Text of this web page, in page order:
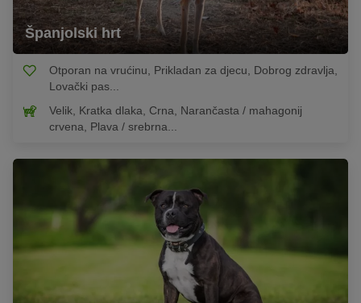
Španjolski hrt
Otporan na vrućinu, Prikladan za djecu, Dobrog zdravlja,
Lovački pas...
Velik, Kratka dlaka, Crna, Narančasta / mahagonij
crvena, Plava / srebrna...